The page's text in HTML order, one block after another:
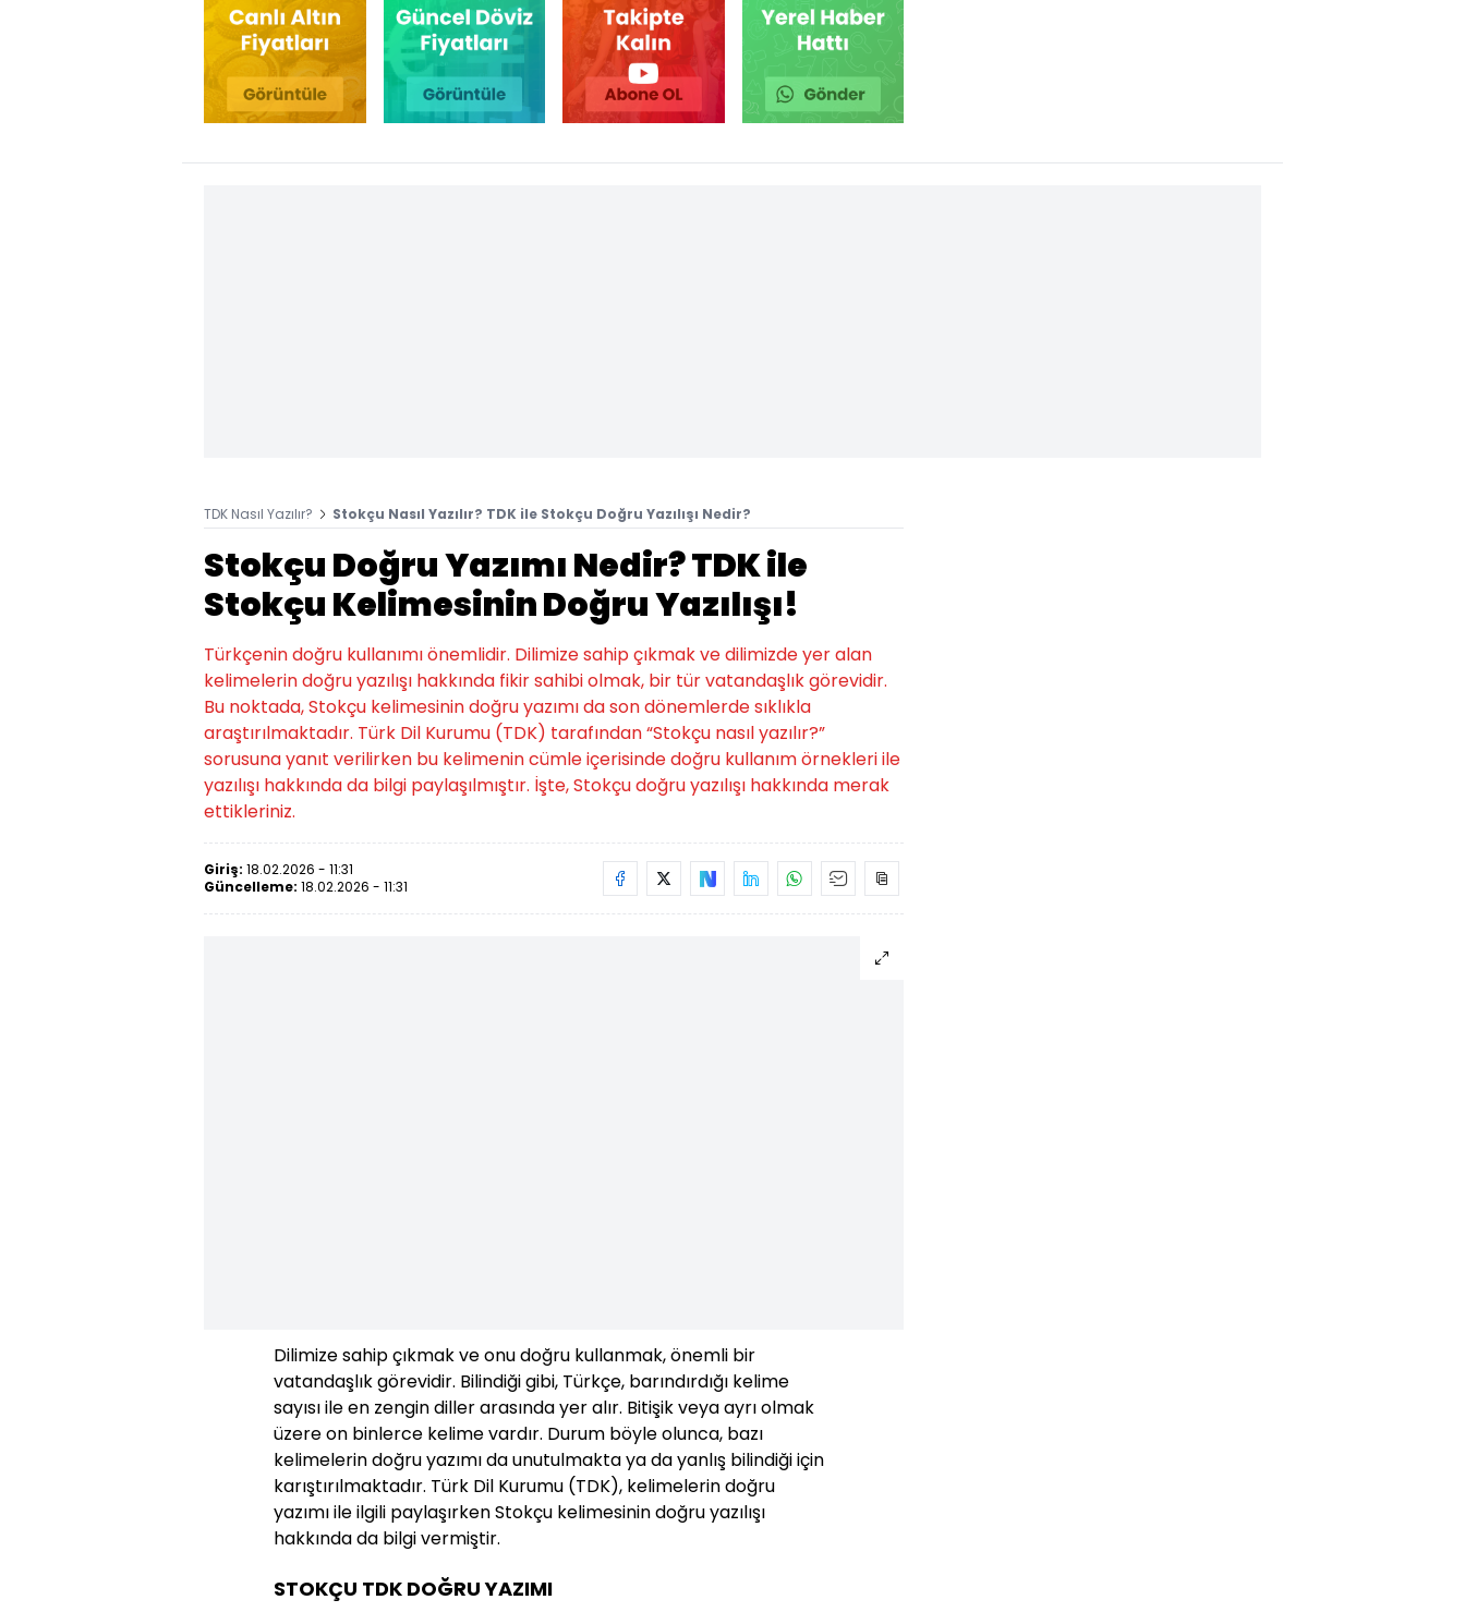
TDK Nasıl Yazılır? Stokçu Nasıl Yazılır? TDK ile Stokçu Doğru Yazılışı Nedir?
Stokçu Doğru Yazımı Nedir? TDK ile
Stokçu Kelimesinin Doğru Yazılışı!
Türkçenin doğru kullanımı önemlidir. Dilimize sahip çıkmak ve dilimizde yer alan
kelimelerin doğru yazılışı hakkında fikir sahibi olmak, bir tür vatandaşlık görevidir.
Bu noktada, Stokçu kelimesinin doğru yazımı da son dönemlerde sıklıkla
araştırılmaktadır. Türk Dil Kurumu (TDK) tarafından “Stokçu nasıl yazılır?”
sorusuna yanıt verilirken bu kelimenin cümle içerisinde doğru kullanım örnekleri ile
yazılışı hakkında da bilgi paylaşılmıştır. İşte, Stokçu doğru yazılışı hakkında merak
ettikleriniz.
Giriş: 18.02.2026 - 11:31
Güncelleme: 18.02.2026 - 11:31
Dilimize sahip çıkmak ve onu doğru kullanmak, önemli bir
vatandaşlık görevidir. Bilindiği gibi, Türkçe, barındırdığı kelime
sayısı ile en zengin diller arasında yer alır. Bitişik veya ayrı olmak
üzere on binlerce kelime vardır. Durum böyle olunca, bazı
kelimelerin doğru yazımı da unutulmakta ya da yanlış bilindiği için
karıştırılmaktadır. Türk Dil Kurumu (TDK), kelimelerin doğru
yazımı ile ilgili paylaşırken Stokçu kelimesinin doğru yazılışı
hakkında da bilgi vermiştir.
STOKÇU TDK DOĞRU YAZIMI